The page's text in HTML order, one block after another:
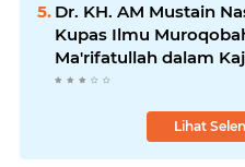
Dr. KH. AM Mustain
Kupas Ilmu
Ma'rifatullah dalam
Ihya' Ulumuddin
Lihat